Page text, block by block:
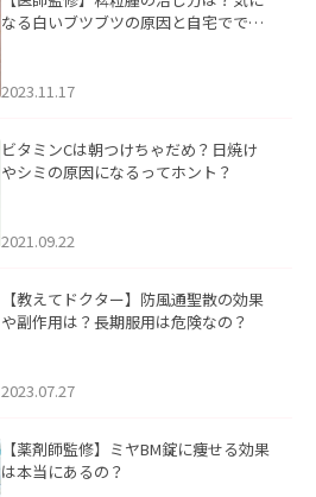
なる白いブツブツの原因と自宅ででき
2023.11.17
ビタミンCは朝つけちゃだめ？日焼け
やシミの原因になるってホント？
2021.09.22
【教えてドクター】防風通聖散の効果
や副作用は？長期服用は危険なの？
2023.07.27
【薬剤師監修】ミヤBM錠に痩せる効果
は本当にあるの？